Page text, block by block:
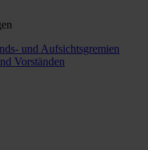
und Aufsichtsgremien
Vorständen